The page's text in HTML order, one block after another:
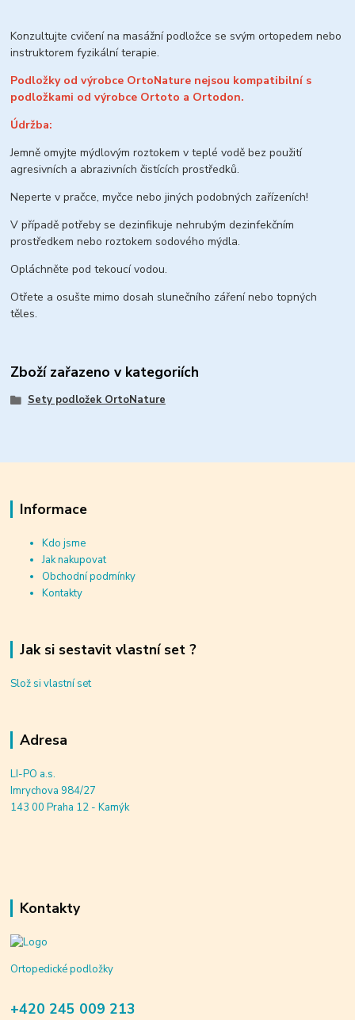
Konzultujte cvičení na masážní podložce se svým ortopedem nebo
instruktorem fyzikální terapie.
Podložky od výrobce OrtoNature nejsou kompatibilní s
podložkami od výrobce Ortoto a Ortodon.
Údržba:
Jemně omyjte mýdlovým roztokem v teplé vodě bez použití
agresivních a abrazivních čistících prostředků.
Neperte v pračce, myčce nebo jiných podobných zařízeních!
V případě potřeby se dezinfikuje nehrubým dezinfekčním
prostředkem nebo roztokem sodového mýdla.
Opláchněte pod tekoucí vodou.
Otřete a osušte mimo dosah slunečního záření nebo topných
těles.
Zboží zařazeno v kategoriích
Sety podložek OrtoNature
Informace
Kdo jsme
Jak nakupovat
Obchodní podmínky
Kontakty
Jak si sestavit vlastní set ?
Slož si vlastní set
Adresa
LI-PO a.s.
Imrychova 984/27
143 00 Praha 12 - Kamýk
Kontakty
Ortopedické podložky
+420 245 009 213